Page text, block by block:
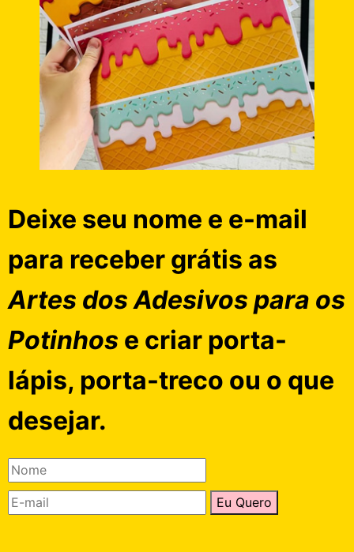
Deixe seu nome e e-mail
para receber grátis as
Artes dos Adesivos para os
Potinhos e criar porta-
lápis, porta-treco ou o que
desejar.
Eu Quero